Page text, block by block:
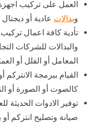
العمل على تركيب
وبدالات عادية أو
تأدية كافة اعمال تركيب
والبدالات للشركات
المعامل أو الفلل أو
القيام ببرمجة الانتركم
كالصوت أو الصورة أو
توفير الادوات الحديثة
صيانة وتصليح انتركم أو